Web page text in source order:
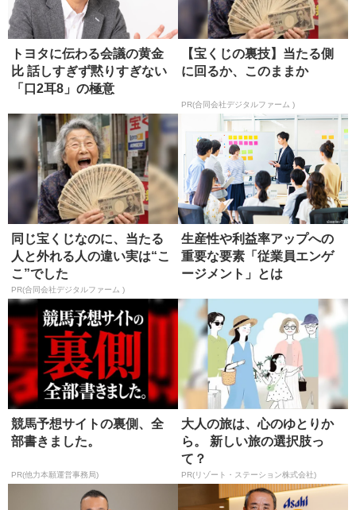
トヨタに伝わる会議の黄金
比 話しすぎず黙りすぎない
「口2耳8」の極意
【宝くじの裏技】当たる側
に回るか、このままか
PR(合同会社デジタルファーム )
同じ宝くじなのに、当たる
人と外れる人の違い実は“こ
こ”でした
PR(合同会社デジタルファーム )
生産性や利益率アップへの
重要な要素「従業員エンゲ
ージメント」とは
競馬予想サイトの裏側、全
部書きました。
PR(他力本願運営事務局)
大人の旅は、心のゆとりか
ら。 新しい旅の選択肢っ
て？
PR(リゾート・ステーション株式会社)